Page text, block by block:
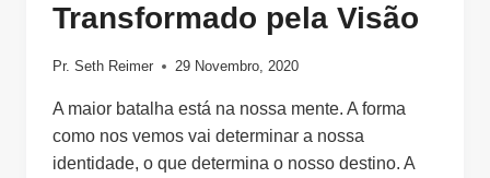
Transformado pela Visão
Pr. Seth Reimer 29 Novembro, 2020
A maior batalha está na nossa mente. A forma
como nos vemos vai determinar a nossa
identidade, o que determina o nosso destino. A